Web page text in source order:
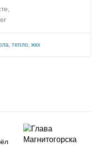
тепло жкх